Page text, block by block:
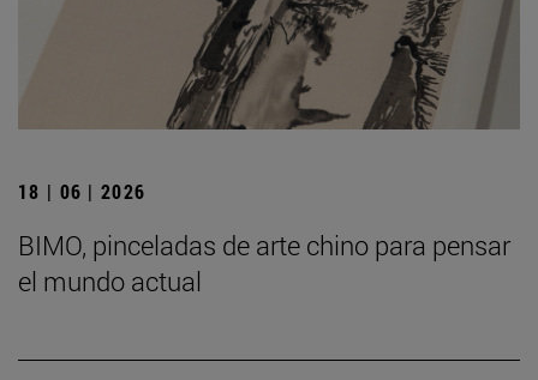
18 | 06 | 2026
BIMO, pinceladas de arte chino para pensar
el mundo actual